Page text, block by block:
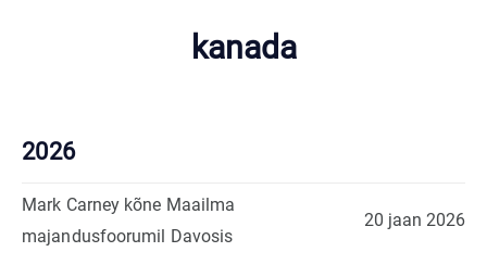
kanada
2026
Mark Carney kõne Maailma
majandusfoorumil Davosis
20 jaan 2026